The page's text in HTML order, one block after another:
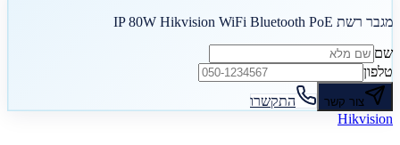
מגבר רשת IP 80W Hikvision WiFi Bluetooth PoE
שם
טלפון
צור קשר
התקשרו
Hikvision